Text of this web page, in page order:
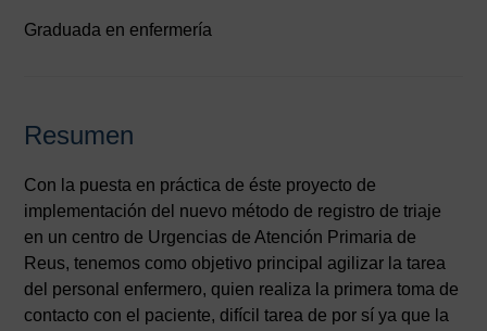
Graduada en enfermería
Resumen
Con la puesta en práctica de éste proyecto de
implementación del nuevo método de registro de triaje
en un centro de Urgencias de Atención Primaria de
Reus, tenemos como objetivo principal agilizar la tarea
del personal enfermero, quien realiza la primera toma de
contacto con el paciente, difícil tarea de por sí ya que la